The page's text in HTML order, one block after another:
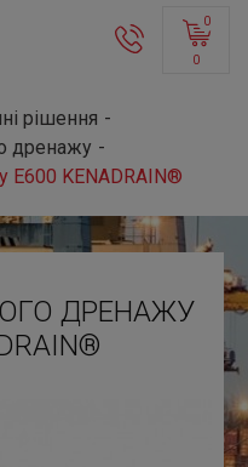
0
0
рішення
дренажу
E600 KENADRAIN®
ДРЕНАЖУ